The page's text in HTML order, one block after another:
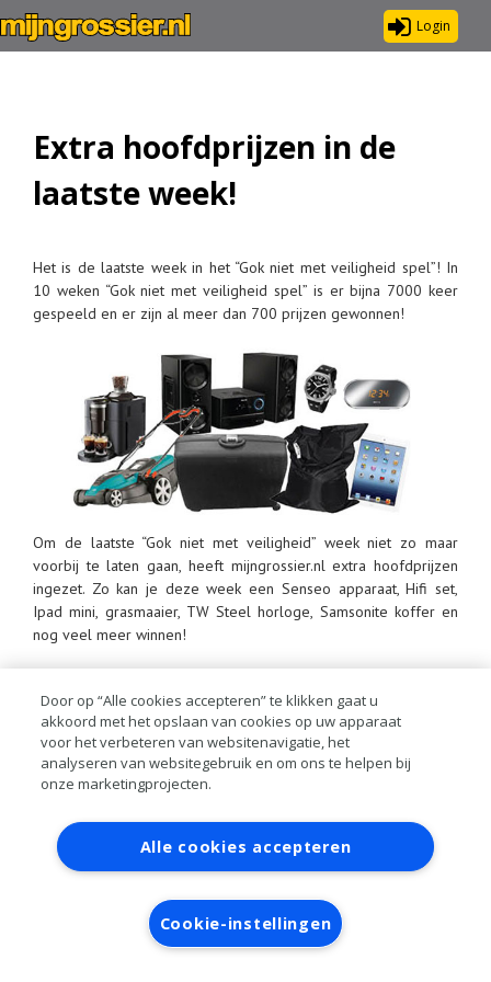
Login
Extra hoofdprijzen in de
laatste week!
Het is de laatste week in het “Gok niet met veiligheid spel”! In
10 weken “Gok niet met veiligheid spel” is er bijna 7000 keer
gespeeld en er zijn al meer dan 700 prijzen gewonnen!
Om de laatste “Gok niet met veiligheid” week niet zo maar
voorbij te laten gaan, heeft mijngrossier.nl extra hoofdprijzen
ingezet. Zo kan je deze week een Senseo apparaat, Hifi set,
Ipad mini, grasmaaier, TW Steel horloge, Samsonite koffer en
nog veel meer winnen!
Hoe kan je deze prijzen winnen? Bestel tijdens de actieweken
ruitenwissers, verlichting en ruitenvloeistof via mijngrossier.nl en
ontvang speelmunten voor het ‘Casino Royale’ spel. Vervolgens
kan je met de munten voor deze unieke prijzen spelen!
Contact Account aanvragen
Inloggen
RAI bestanden
Privacy
Algemene
voorwaarden
Verwerkersovereenkomst
Door op “Alle cookies accepteren” te klikken gaat u
akkoord met het opslaan van cookies op uw apparaat
voor het verbeteren van websitenavigatie, het
analyseren van websitegebruik en om ons te helpen bij
onze marketingprojecten.
Alle cookies accepteren
Cookie-instellingen